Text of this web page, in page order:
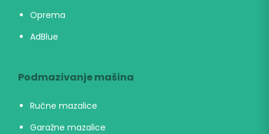
Oprema
AdBlue
Podmazivanje mašina
Ručne mazalice
Garažne mazalice